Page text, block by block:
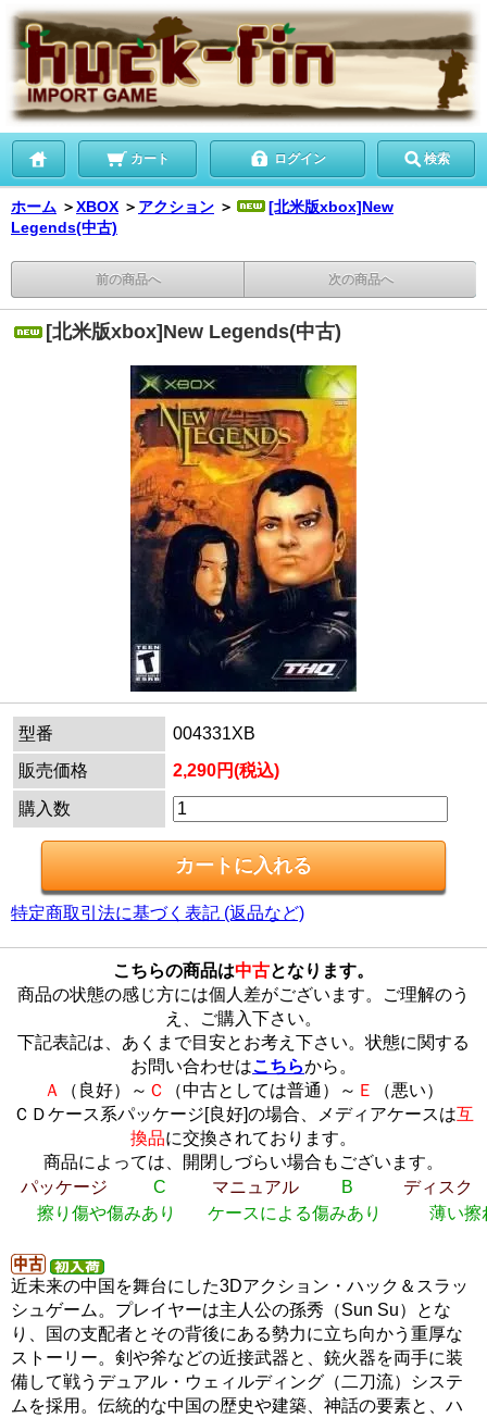
カート ログイン 検索
ホーム ＞XBOX ＞ アクション ＞
[北米版xbox]New
Legends(中古)
前の商品へ 次の商品へ
[北米版xbox]New Legends(中古)
型番
004331XB
販売価格
2,290円(税込)
購入数
特定商取引法に基づく表記 (返品など)
こちらの商品は中古となります。
商品の状態の感じ方には個人差がございます。ご理解のう
え、ご購入下さい。
下記表記は、あくまで目安とお考え下さい。状態に関する
お問い合わせはこちらから。
Ａ
（良好）～ Ｃ （中古としては普通）～ Ｅ
（悪い）
ＣＤケース系パッケージ[良好]の場合、メディアケースは互
換品に交換されております。
商品によっては、開閉しづらい場合もございます。
パッケージ
C マニュアル B
ディスク
擦り傷や傷みあり
ケースによる傷みあり 薄い擦
近未来の中国を舞台にした3Dアクション・ハック＆スラッ
シュゲーム。プレイヤーは主人公の孫秀（Sun Su）とな
り、国の支配者とその背後にある勢力に立ち向かう重厚な
ストーリー。剣や斧などの近接武器と、銃火器を両手に装
備して戦うデュアル・ウェィルディング（二刀流）システ
ムを採用。伝統的な中国の歴史や建築、神話の要素と、ハ